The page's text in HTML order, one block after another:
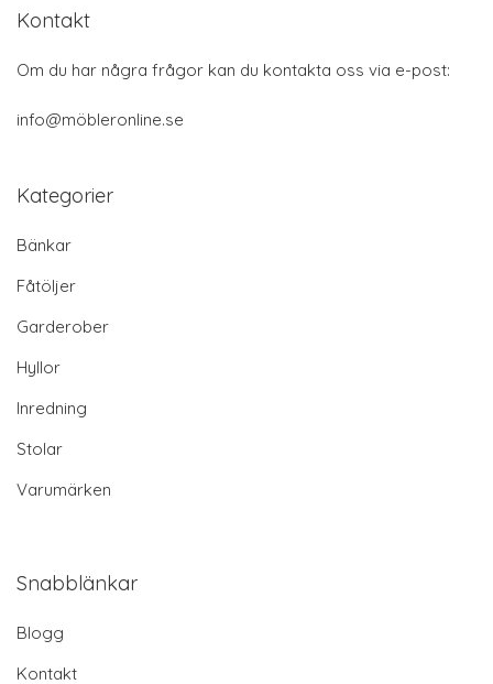
Kontakt
Om du har några frågor kan du kontakta oss via e-post:
info@möbleronline.se
Kategorier
Bänkar
Fåtöljer
Garderober
Hyllor
Inredning
Stolar
Varumärken
Snabblänkar
Blogg
Kontakt